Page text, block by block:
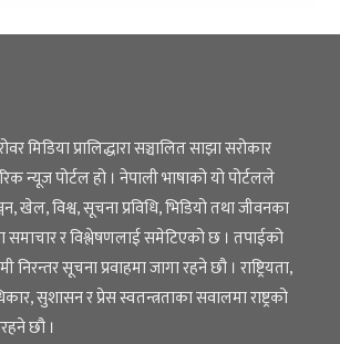
मिडिया प्रालिद्धारा सञ्चालित साझा सरोकार
न्यूज पोर्टल हो । नेपाली भाषाको यो पोर्टलले
खेल, विश्व, सूचना प्रविधि, भिडियो तथा जीवनका
समाचार र विश्लेषणलाई समेटिएको छ । तपाईको
सूचना प्रवाहमा जागा रहने छौ । राष्ट्रियता,
सुशासन र प्रेस स्वतन्त्रताका सवालमा राष्ट्रको
छौ ।